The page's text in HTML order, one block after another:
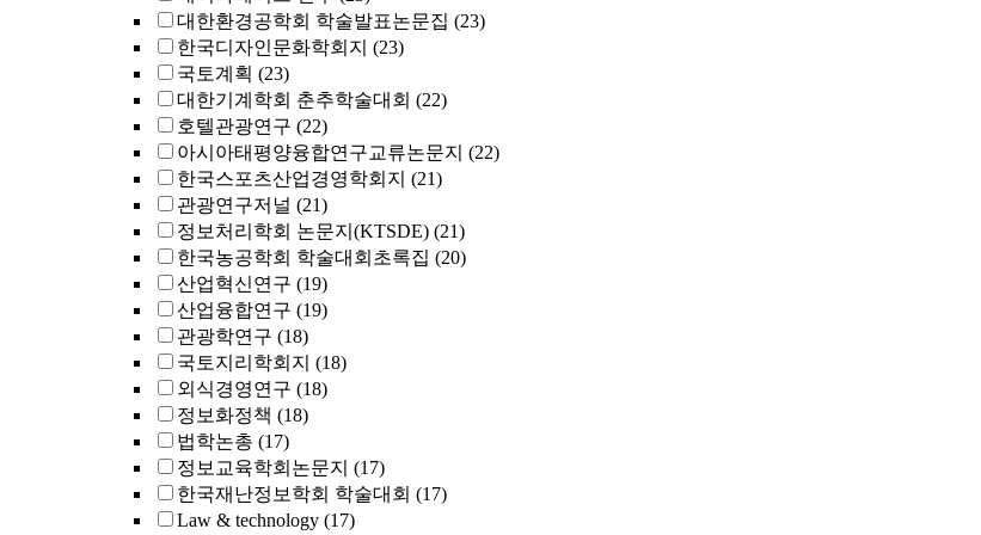
대한환경공학회 학술발표논문집 (23)
한국디자인문화학회지 (23)
국토계획 (23)
대한기계학회 춘추학술대회 (22)
호텔관광연구 (22)
아시아태평양융합연구교류논문지 (22)
한국스포츠산업경영학회지 (21)
관광연구저널 (21)
정보처리학회 논문지(KTSDE) (21)
한국농공학회 학술대회초록집 (20)
산업혁신연구 (19)
산업융합연구 (19)
관광학연구 (18)
국토지리학회지 (18)
외식경영연구 (18)
정보화정책 (18)
법학논총 (17)
정보교육학회논문지 (17)
한국재난정보학회 학술대회 (17)
Law & technology (17)